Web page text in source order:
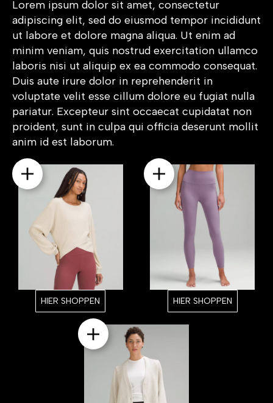
Lorem ipsum dolor sit amet, consectetur
adipiscing elit, sed do eiusmod tempor incididunt
ut labore et dolore magna aliqua. Ut enim ad
minim veniam, quis nostrud exercitation ullamco
laboris nisi ut aliquip ex ea commodo consequat.
Duis aute irure dolor in reprehenderit in
voluptate velit esse cillum dolore eu fugiat nulla
pariatur. Excepteur sint occaecat cupidatat non
proident, sunt in culpa qui officia deserunt mollit
anim id est laborum.
HIER SHOPPEN HIER SHOPPEN